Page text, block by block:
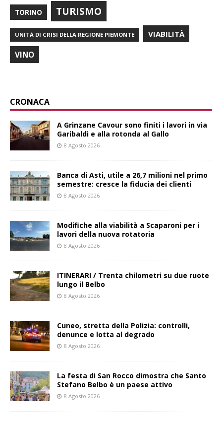
TORINO TURISMO
UNITÀ DI CRISI DELLA REGIONE PIEMONTE VIABILITÀ
VINO
CRONACA
A Grinzane Cavour sono finiti i lavori in via
Garibaldi e alla rotonda al Gallo
8 Agosto 2026
Banca di Asti, utile a 26,7 milioni nel primo
semestre: cresce la fiducia dei clienti
8 Agosto 2026
Modifiche alla viabilità a Scaparoni per i
lavori della nuova rotatoria
8 Agosto 2026
ITINERARI / Trenta chilometri su due ruote
lungo il Belbo
8 Agosto 2026
Cuneo, stretta della Polizia: controlli,
denunce e lotta al degrado
8 Agosto 2026
La festa di San Rocco dimostra che Santo
Stefano Belbo è un paese attivo
8 Agosto 2026